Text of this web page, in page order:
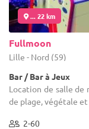
... 22 km
Fullmoon
Lille - Nord (59)
Bar / Bar à Jeux
Location de salle de
de plage, végétale
2-60